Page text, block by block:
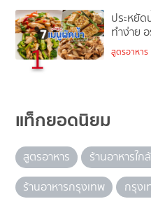
1
ประหยั
ทำง่าย
สูตรอาหาร
แท็กยอดนิยม
สูตรอาหาร ร้านอาหารใก
ร้านอาหารกรุงเทพ
กรุง